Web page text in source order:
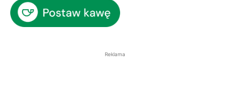
Reklama